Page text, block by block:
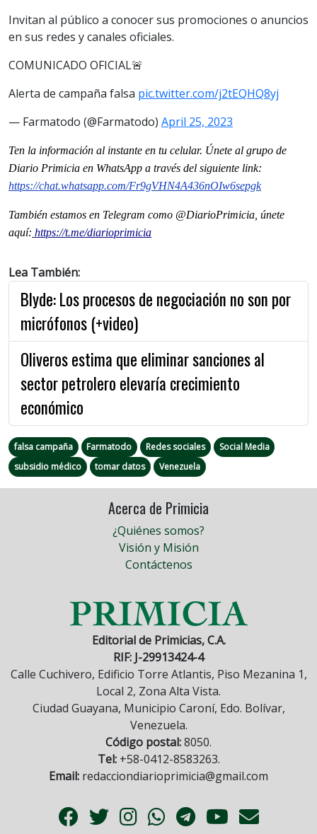
Invitan al público a conocer sus promociones o anuncios
en sus redes y canales oficiales.
COMUNICADO OFICIAL🚨
Alerta de campaña falsa pic.twitter.com/j2tEQHQ8yj
— Farmatodo (@Farmatodo) April 25, 2023
Ten la información al instante en tu celular. Únete al grupo de
Diario Primicia en WhatsApp a través del siguiente link:
https://chat.whatsapp.com/Fr9gVHN4A436nOIw6sepgk
También estamos en Telegram como @DiarioPrimicia, únete
aquí: https://t.me/diarioprimicia
Lea También:
Blyde: Los procesos de negociación no son por
micrófonos (+video)
Oliveros estima que eliminar sanciones al
sector petrolero elevaría crecimiento
económico
falsa campaña Farmatodo Redes sociales
Social Media
subsidio médico
tomar datos Venezuela
Acerca de Primicia
¿Quiénes somos?
Visión y Misión
Contáctenos
Editorial de Primicias, C.A.
RIF: J-29913424-4
Calle Cuchivero, Edificio Torre Atlantis, Piso Mezanina 1,
Local 2, Zona Alta Vista.
Ciudad Guayana, Municipio Caroní, Edo. Bolívar,
Venezuela.
Código postal:8050.
Tel:+58-0412-8583263.
Email: redacciondiarioprimicia@gmail.com